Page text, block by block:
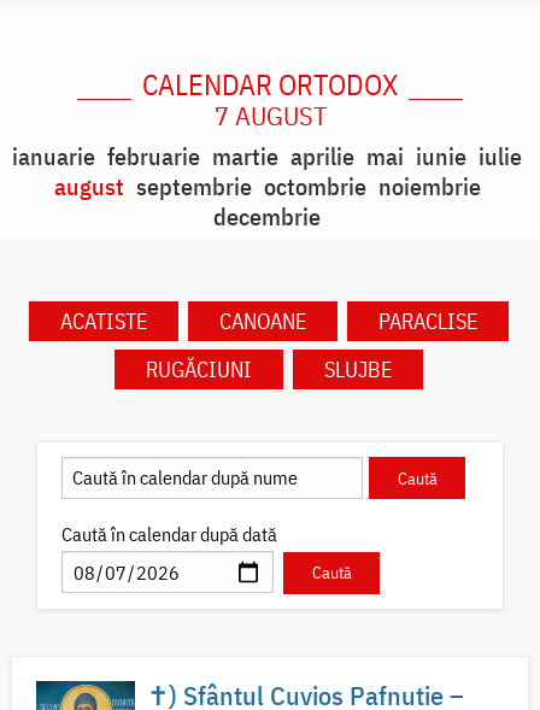
CALENDAR ORTODOX
7 AUGUST
ianuarie februarie martie aprilie mai iunie iulie
august septembrie octombrie noiembrie
decembrie
ACATISTE CANOANE
PARACLISE
RUGĂCIUNI
SLUJBE
Caută în calendar după dată
✝) Sfântul Cuvios Pafnutie –